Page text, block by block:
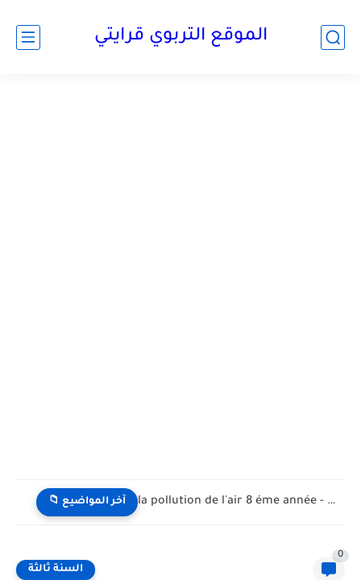
الموقع التربوي قرايتي
📁 آخر المواضيع la pollution de l'air 8 éme année - تلوث الهواء...
السنة ثالثة
0